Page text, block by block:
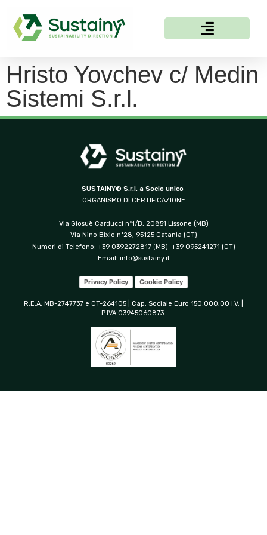
Hristo Yovchev c/ Medin
Sistemi S.r.l.
SUSTAINY® S.r.l. a Socio unico
ORGANISMO DI CERTIFICAZIONE
Via Giosuè Carducci n°1/B, 20851 Lissone (MB)
Via Nino Bixio n°28, 95125 Catania (CT)
Numeri di Telefono: +39 0392272817 (MB) +39 095241271 (CT)
Email: info@sustainy.it
Privacy Policy Cookie Policy
R.E.A. MB-2747737 e CT-264105 | Cap. Sociale Euro 150.000,00 I.V. |
P.IVA 03945060873